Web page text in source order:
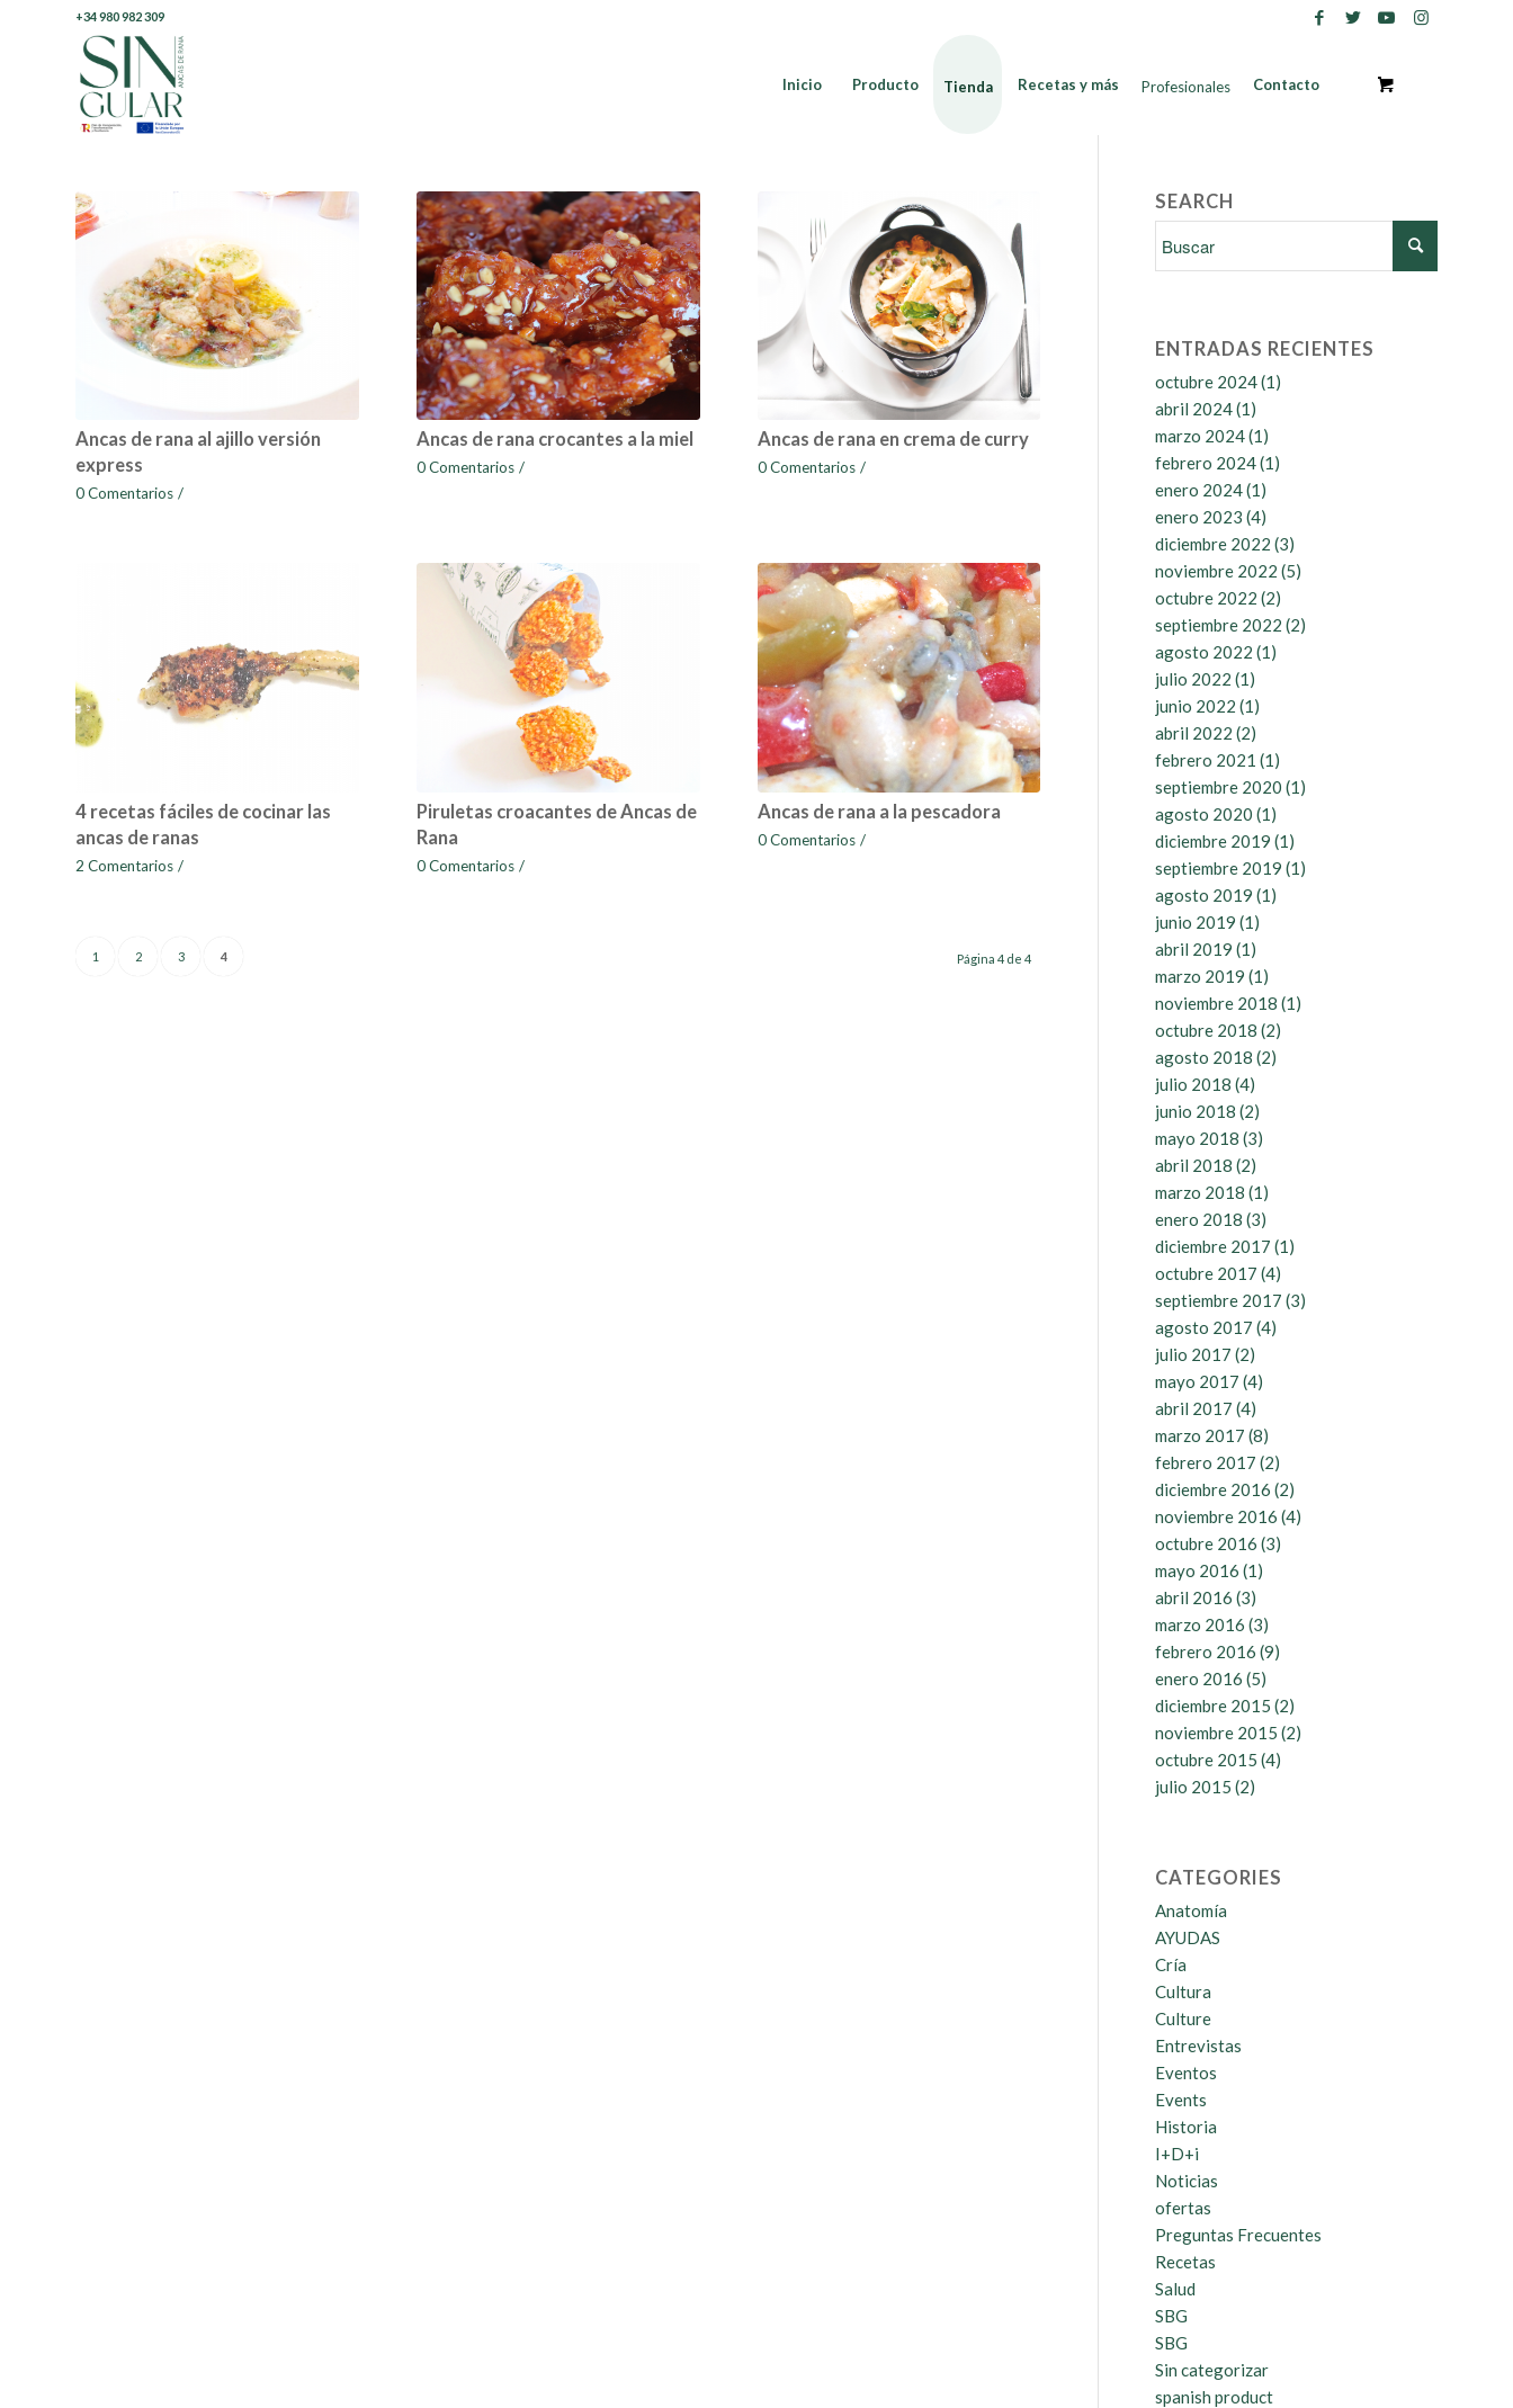
+34 980 982 309
Inicio Producto Tienda Recetas y más Profesionales Contacto
Ancas de rana al ajillo versión
express
0 Comentarios /
Ancas de rana crocantes a la miel
0 Comentarios /
Ancas de rana en crema de curry
0 Comentarios /
4 recetas fáciles de cocinar las
ancas de ranas
2 Comentarios /
Piruletas croacantes de Ancas de
Rana
0 Comentarios /
Ancas de rana a la pescadora
0 Comentarios /
Página 4 de 4
1 2 3 4
SEARCH
ENTRADAS RECIENTES
octubre 2024(1)
abril 2024(1)
marzo 2024(1)
febrero 2024(1)
enero 2024(1)
enero 2023 (4)
diciembre 2022 (3)
noviembre 2022 (5)
octubre 2022 (2)
septiembre 2022 (2)
agosto 2022 (1)
julio 2022 (1)
junio 2022 (1)
abril 2022 (2)
febrero 2021 (1)
septiembre 2020 (1)
agosto 2020 (1)
diciembre 2019 (1)
septiembre 2019 (1)
agosto 2019 (1)
junio 2019 (1)
abril 2019 (1)
marzo 2019 (1)
noviembre 2018 (1)
octubre 2018 (2)
agosto 2018 (2)
julio 2018 (4)
junio 2018 (2)
mayo 2018 (3)
abril 2018 (2)
marzo 2018 (1)
enero 2018 (3)
diciembre 2017 (1)
octubre 2017 (4)
septiembre 2017 (3)
agosto 2017 (4)
julio 2017 (2)
mayo 2017 (4)
abril 2017 (4)
marzo 2017 (8)
febrero 2017 (2)
diciembre 2016 (2)
noviembre 2016 (4)
octubre 2016 (3)
mayo 2016 (1)
abril 2016 (3)
marzo 2016 (3)
febrero 2016 (9)
enero 2016 (5)
diciembre 2015 (2)
noviembre 2015 (2)
octubre 2015 (4)
julio 2015 (2)
CATEGORIES
Anatomía
AYUDAS
Cría
Cultura
Culture
Entrevistas
Eventos
Events
Historia
I+D+i
Noticias
ofertas
Preguntas Frecuentes
Recetas
Salud
SBG
SBG
Sin categorizar
spanish product